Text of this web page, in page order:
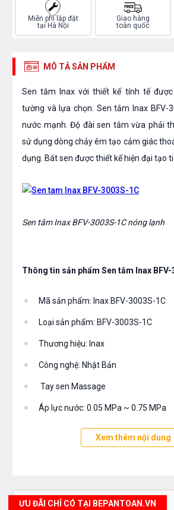
Miễn phí lắp đặt
tại Hà Nội
Giao hàng
toàn quốc
MÔ TẢ SẢN PHẨM
Sen tắm Inax với thiết kế tính tế
tường và lựa chọn. Sen tắm Inax BFV-
nước mạnh. Độ đài sen tắm vừa phải
sử dụng dòng chảy êm tạo cảm giác
dụng. Bát sen được thiết kế hiện đại tạo
Sen tắm Inax BFV-3003S-1C nóng lạnh
Thông tin sản phẩm Sen tắm Inax BFV-
Mã sản phẩm: Inax BFV-3003S-1C
Loại sản phẩm: BFV-3003S-1C
Thương hiệu: Inax
Công nghệ: Nhật Bản
Tay sen Massage
Áp lực nước: 0.05 MPa ~ 0.75 MPa
Lớp mạ Cr/Ni chất lượng cao
Tay sen phun rửa mạnh mẽ với thiết
Xem thêm nội dung
ƯU ĐÃI CHỈ CÓ TẠI BEPANTOAN.VN